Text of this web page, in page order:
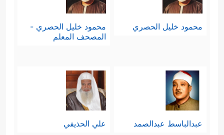
محمود خليل الحصري
محمود خليل الحصري -
المصحف المعلم
عبدالباسط عبدالصمد علي الحذيفي